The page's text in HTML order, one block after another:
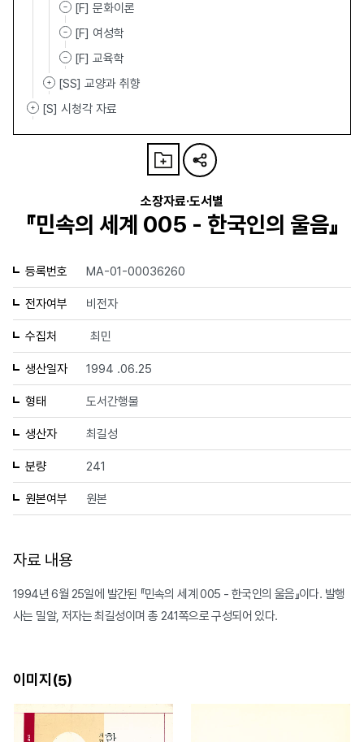
[F] 문화이론
[F] 여성학
[F] 교육학
[SS] 교양과 취향
[S] 시청각 자료
소장자료·도서별
『민속의 세계 005 - 한국인의 울음』
등록번호 MA-01-00036260
전자여부 비전자
수집처 최민
생산일자 1994 .06.25
형태 도서간행물
생산자 최길성
분량 241
원본여부 원본
자료 내용
1994년 6월 25일에 발간된 『민속의 세계 005 - 한국인의 울음』이다. 발행
사는 밀알, 저자는 최길성이며 총 241쪽으로 구성되어 있다.
이미지(5)